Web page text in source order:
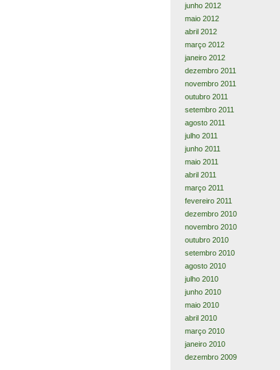
junho 2012
maio 2012
abril 2012
março 2012
janeiro 2012
dezembro 2011
novembro 2011
outubro 2011
setembro 2011
agosto 2011
julho 2011
junho 2011
maio 2011
abril 2011
março 2011
fevereiro 2011
dezembro 2010
novembro 2010
outubro 2010
setembro 2010
agosto 2010
julho 2010
junho 2010
maio 2010
abril 2010
março 2010
janeiro 2010
dezembro 2009